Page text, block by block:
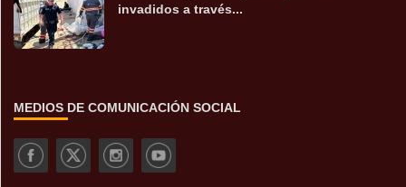
invadidos a través...
MEDIOS DE COMUNICACIÓN SOCIAL